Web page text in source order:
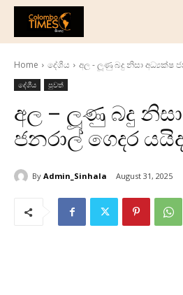
දේශීය
ජාත්‍යන්තර
අධ්‍යාපනික
හෝටල් සහ සංචාරක
English
Home දේශීය අල - ලූණු බදු නිසා අධ්‍යක්ෂ
දේශීය පුවත්
අල – ලූණු බදු
ජනරාල් ගෙදර
By Admin_Sinhala August 31, 2025